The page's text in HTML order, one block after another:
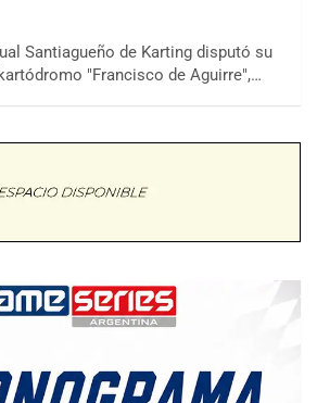
Santiagueño de Karting disputó su
"Francisco de Aguirre",…